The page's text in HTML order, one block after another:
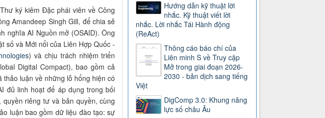
ký kiêm Đặc phái viên về Công
Amandeep Singh Gill, để chia sẻ
nghĩa AI Nguồn mở (OSAID). Ông
số và Mới nổi của Liên Hợp Quốc -
) và chịu trách nhiệm triển
Digital Compact), bao gồm cả
luận về những lỗ hổng hiện có
đủ linh hoạt để áp dụng trong bối
riêng tư và bản quyền, cùng
luận bao gồm dữ liệu đào tạo: sự
Hướng dẫn kỹ thuật lời
nhắc. Kỹ thuật viết lời
nhắc. Lời nhắc Tái Hành động
(ReAct)
Thông cáo báo chí của
Liên minh S về Truy cập
Mở trong giai đoạn 2026-
2030 - bản dịch sang tiếng
Việt
DigComp 3.0: Khung năng
lực số châu Âu